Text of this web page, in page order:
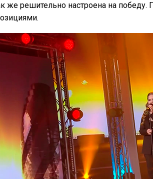
же решительно настроена на